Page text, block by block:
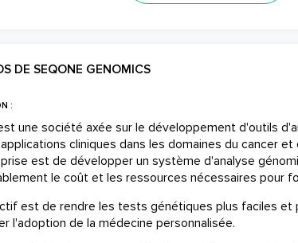
DE SEQONE GENOMICS
:
une société axée sur le développement d'outils
cliniques dans les domaines du cancer et
est de développer un système d'analyse
le coût et les ressources nécessaires pour
est de rendre les tests génétiques plus faciles et
l'adoption de la médecine personnalisée.